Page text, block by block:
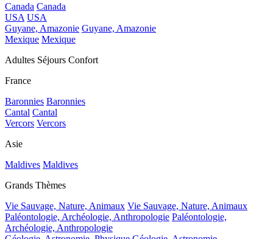
Canada Canada
USA USA
Guyane, Amazonie Guyane, Amazonie
Mexique Mexique
Adultes Séjours Confort
France
Baronnies Baronnies
Cantal Cantal
Vercors Vercors
Asie
Maldives Maldives
Grands Thèmes
Vie Sauvage, Nature, Animaux Vie Sauvage, Nature, Animaux
Paléontologie, Archéologie, Anthropologie Paléontologie,
Archéologie, Anthropologie